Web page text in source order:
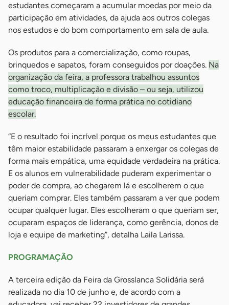
estudantes começaram a acumular moedas por meio da
participação em atividades, da ajuda aos outros colegas
nos estudos e do bom comportamento em sala de aula.
Os produtos para a comercialização, como roupas,
brinquedos e sapatos, foram conseguidos por doações. Na
organização da feira, a professora trabalhou assuntos
como troco, multiplicação e divisão – ou seja, utilizou
educação financeira de forma prática no cotidiano
escolar.
“E o resultado foi incrível porque os meus estudantes que
têm maior estabilidade passaram a enxergar os colegas de
forma mais empática, uma equidade verdadeira na prática.
E os alunos em vulnerabilidade puderam experimentar o
poder de compra, ao chegarem lá e escolherem o que
queriam comprar. Eles também passaram a ver que podem
ocupar qualquer lugar. Eles escolheram o que queriam ser,
ocuparam espaços de liderança, como gerência, donos de
loja e equipe de marketing”, detalha Laila Larissa.
PROGRAMAÇÃO
A terceira edição da Feira da Grosslanca Solidária será
realizada no dia 10 de junho e, de acordo com a